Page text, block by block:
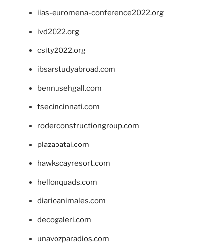
iias-euromena-conference2022.org
ivd2022.org
csity2022.org
ibsarstudyabroad.com
bennusehgall.com
tsecincinnati.com
roderconstructiongroup.com
plazabatai.com
hawkscayresort.com
hellonquads.com
diarioanimales.com
decogaleri.com
unavozparadios.com